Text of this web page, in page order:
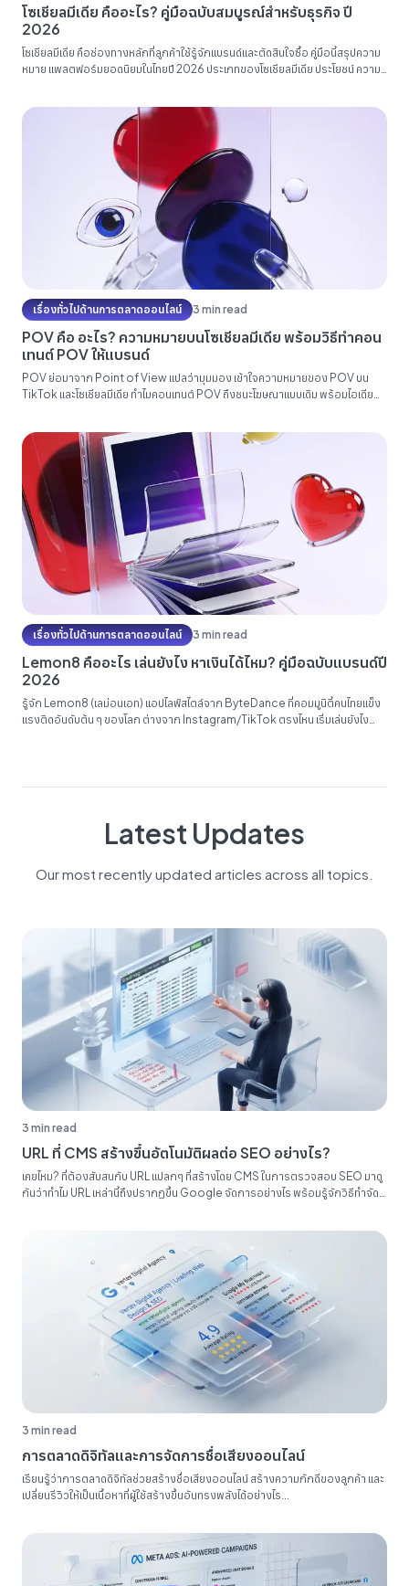
โซเชียลมีเดีย คืออะไร? คู่มือฉบับสมบูรณ์สำหรับธุรกิจ ปี
2026
โซเชียลมีเดีย คือช่องทางหลักที่ลูกค้าใช้รู้จักแบรนด์และตัดสินใจซื้อ คู่มือนี้สรุปความ
หมาย แพลตฟอร์มยอดนิยมในไทยปี 2026 ประเภทของโซเชียลมีเดีย ประโยชน์ ความ
เรื่องทั่วไปด้านการตลาดออนไลน์ 3 min read
POV คือ อะไร? ความหมายบนโซเชียลมีเดีย พร้อมวิธีทำคอน
เทนต์ POV ให้แบรนด์
POV ย่อมาจาก Point of View แปลว่ามุมมอง เข้าใจความหมายของ POV บน
TikTok และโซเชียลมีเดีย ทำไมคอนเทนต์ POV ถึงชนะโฆษณาแบบเดิม พร้อมไอเดีย
เรื่องทั่วไปด้านการตลาดออนไลน์ 3 min read
Lemon8 คืออะไร เล่นยังไง หาเงินได้ไหม? คู่มือฉบับแบรนด์ปี
2026
รู้จัก Lemon8 (เลม่อนเอท) แอปไลฟ์สไตล์จาก ByteDance ที่คอมมูนิตี้คนไทยแข็ง
แรงติดอันดับต้น ๆ ของโลก ต่างจาก Instagram/TikTok ตรงไหน เริ่มเล่นยังไง
Latest Updates
Our most recently updated articles across all topics.
3 min read
URL ที่ CMS สร้างขึ้นอัตโนมัติผลต่อ SEO อย่างไร?
เคยไหม? ที่ต้องสับสนกับ URL แปลกๆ ที่สร้างโดย CMS ในการตรวจสอบ SEO มาดู
กันว่าทำไม URL เหล่านี้ถึงปรากฏขึ้น Google จัดการอย่างไร พร้อมรู้จักวิธีทำจัด
3 min read
การตลาดดิจิทัลและการจัดการชื่อเสียงออนไลน์
เรียนรู้ว่าการตลาดดิจิทัลช่วยสร้างชื่อเสียงออนไลน์ สร้างความภักดีของลูกค้า และ
เปลี่ยนรีวิวให้เป็นเนื้อหาที่ผู้ใช้สร้างขึ้นอันทรงพลังได้อย่างไร...